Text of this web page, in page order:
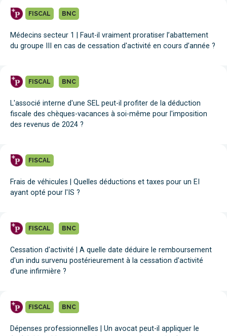
FISCAL BNC
Médecins secteur 1 | Faut-il vraiment proratiser l’abattement
du groupe III en cas de cessation d'activité en cours d’année ?
FISCAL BNC
L'associé interne d'une SEL peut-il profiter de la déduction
fiscale des chèques-vacances à soi-même pour l'imposition
des revenus de 2024 ?
FISCAL
Frais de véhicules | Quelles déductions et taxes pour un EI
ayant opté pour l'IS ?
FISCAL BNC
Cessation d'activité | A quelle date déduire le remboursement
d'un indu survenu postérieurement à la cessation d'activité
d'une infirmière ?
FISCAL BNC
Dépenses professionnelles | Un avocat peut-il appliquer le